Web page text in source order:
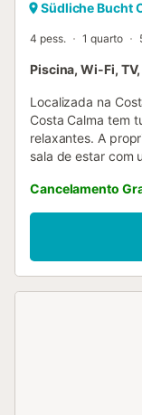
Südliche Bucht
4 pess. 1 quarto
Piscina, Wi-Fi,
Localizada na
Costa Calma tem
relaxantes. A
sala de estar com
pode, portanto,
adicionais
para chamadas
dedicado para
máquina de lavar
Cancelamento